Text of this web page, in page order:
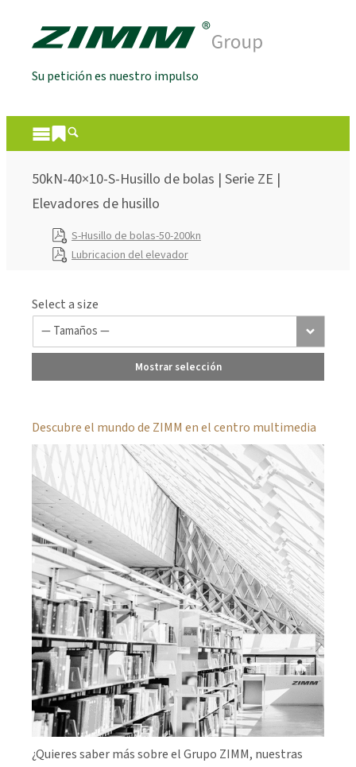
Su petición es nuestro impulso
50kN-40×10-S-Husillo de bolas | Serie ZE |
Elevadores de husillo
S-Husillo de bolas-50-200kn
Lubricacion del elevador
Select a size
Mostrar selección
Descubre el mundo de ZIMM en el centro multimedia
¿Quieres saber más sobre el Grupo ZIMM, nuestras